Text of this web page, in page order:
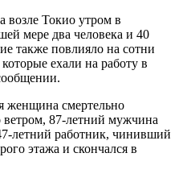
возле Токио утром в
мере два человека и 40
также повлияло на сотни
ехали на работу в
женщина смертельно
ветром, 87-летний мужчина
летний работник, чинивший
этажа и скончался в